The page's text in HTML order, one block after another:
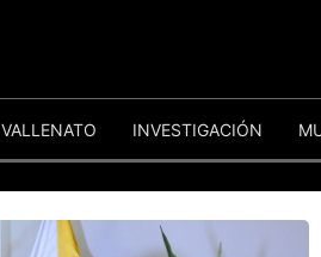
VALLENATO INVESTIGACIÓN